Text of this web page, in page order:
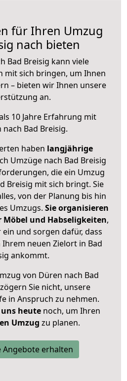
für Ihren Umzug
nach bieten
Bad Breisig kann viele
mit sich bringen, um Ihnen
– bieten wir Ihnen unsere
an.
10 Jahre Erfahrung mit
nach Bad Breisig.
haben langjährige
Umzüge nach Bad Breisig
die ein Umzug
Breisig mit sich bringt. Sie
von der Planung bis hin
Umzugs. Sie organisieren
und Habseligkeiten,
ein und sorgen dafür, dass
neuen Zielort in Bad
ankommt.
von Düren nach Bad
Sie nicht, unsere
in Anspruch zu nehmen.
heutenoch, um Ihren
Umzug zu planen.
Angebote erhalten